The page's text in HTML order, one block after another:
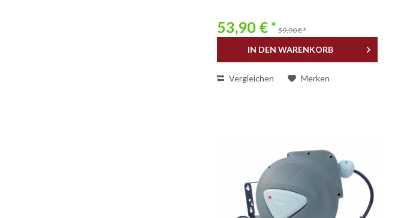
53,90 € * 59,90 € *
IN DEN WARENKORB
Vergleichen Merken